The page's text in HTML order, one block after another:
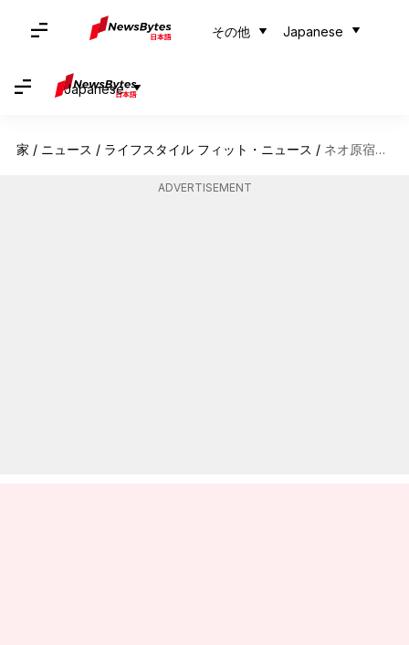
その他 Japanese
Japanese
家 / ニュース / ライフスタイル フィット・ニュース / ネオ原宿スタイル: ユニークな日本のトレンドを楽しむ
ADVERTISEMENT